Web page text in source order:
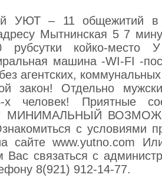
УЮТ – 11 общежитий в
Мытнинская 5 7
рубсутки койко-
машина -WI-FI -
агентских,
закон! Отдельно
х человек! Приятные
МИНИМАЛЬНЫЙ
с условиями
сайте www.yutno.com
Вас связаться с
8(921) 912-14-77.